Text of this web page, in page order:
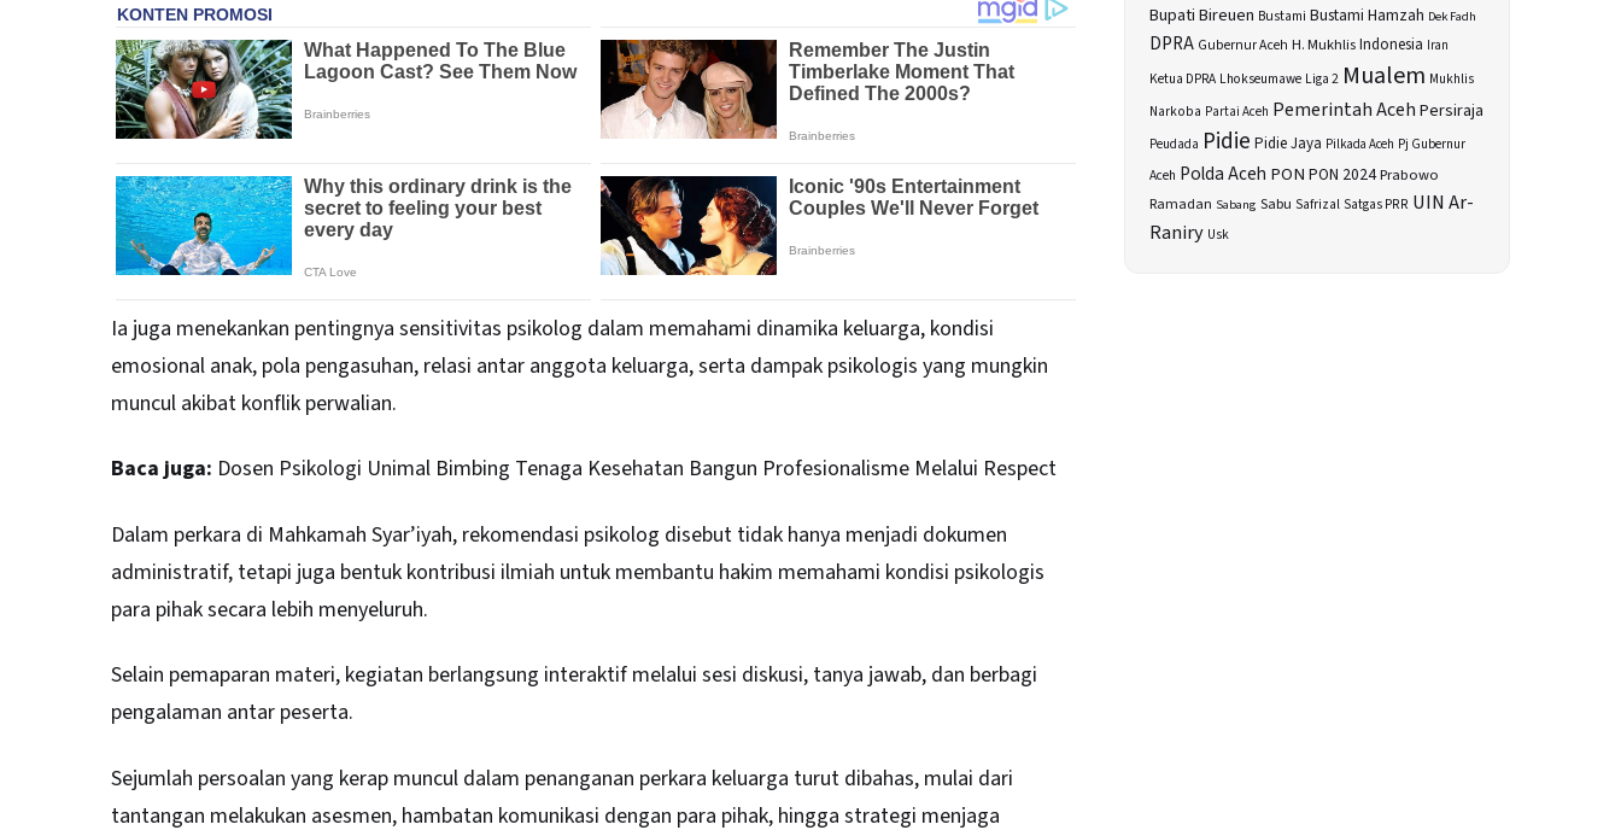
Ia juga menekankan pentingnya sensitivitas psikolog dalam memahami dinamika keluarga, kondisi
emosional anak, pola pengasuhan, relasi antar anggota keluarga, serta dampak psikologis yang mungkin
muncul akibat konflik perwalian.
Baca juga: Dosen Psikologi Unimal Bimbing Tenaga Kesehatan Bangun Profesionalisme Melalui Respect
Dalam perkara di Mahkamah Syar’iyah, rekomendasi psikolog disebut tidak hanya menjadi dokumen
administratif, tetapi juga bentuk kontribusi ilmiah untuk membantu hakim memahami kondisi psikologis
para pihak secara lebih menyeluruh.
Selain pemaparan materi, kegiatan berlangsung interaktif melalui sesi diskusi, tanya jawab, dan berbagi
pengalaman antar peserta.
Sejumlah persoalan yang kerap muncul dalam penanganan perkara keluarga turut dibahas, mulai dari
tantangan melakukan asesmen, hambatan komunikasi dengan para pihak, hingga strategi menjaga
Bupati Bireuen Bustami Bustami Hamzah Dek Fadh
DPRA Gubernur Aceh H. MukhlisIndonesia Iran
Ketua DPRA Lhokseumawe Liga 2 Mualem Mukhlis
Narkoba Partai Aceh Pemerintah AcehPersiraja
Peudada Pidie Pidie Jaya Pilkada Aceh Pj Gubernur
Aceh Polda Aceh PON PON 2024Prabowo
Ramadan Sabang Sabu Safrizal Satgas PRR UIN Ar-
Raniry Usk